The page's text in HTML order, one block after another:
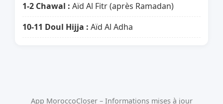
1-2 Chawal : Aïd Al Fitr (après Ramadan)
10-11 Doul Hijja : Aïd Al Adha
App MoroccoCloser – Informations mises à jour